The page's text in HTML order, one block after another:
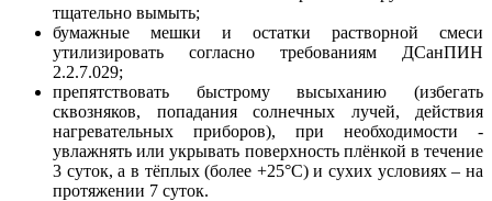
тщательно вымыть;
бумажные мешки и остатки растворной смеси
утилизировать согласно требованиям ДСанПИН
2.2.7.029;
препятствовать быстрому высыханию (избегать
сквозняков, попадания солнечных лучей, действия
нагревательных приборов), при необходимости -
увлажнять или укрывать поверхность плёнкой в течение
3 суток, а в тёплых (более +25°С) и сухих условиях – на
протяжении 7 суток.